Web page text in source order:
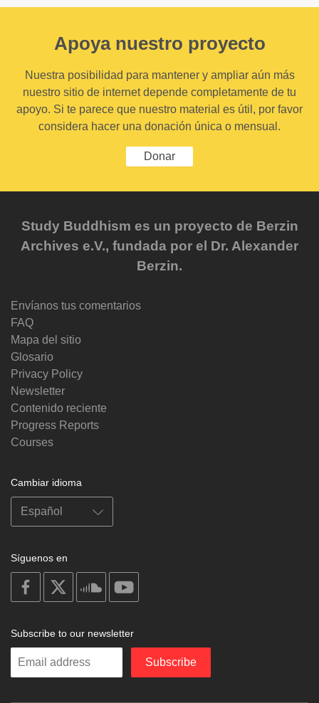
Apoya nuestro proyecto
Nuestra posibilidad para mantener y ampliar aún más
nuestro sitio de internet depende completamente de tu
apoyo. Si te parece que nuestro material es útil, por favor
considera hacer una donación única o mensual.
Donar
Study Buddhism es un proyecto de Berzin
Archives e.V., fundada por el Dr. Alexander
Berzin.
Envíanos tus comentarios
FAQ
Mapa del sitio
Glosario
Privacy Policy
Newsletter
Contenido reciente
Progress Reports
Courses
Cambiar idioma
Síguenos en
on
facebook
soundcloud
Subscribe to our newsletter
Enter
Subscribe